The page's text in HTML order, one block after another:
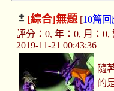
[綜合]無題[10篇回
評分：0, 年：0, 月：0,
2019-11-21 00:43:36
隨
的